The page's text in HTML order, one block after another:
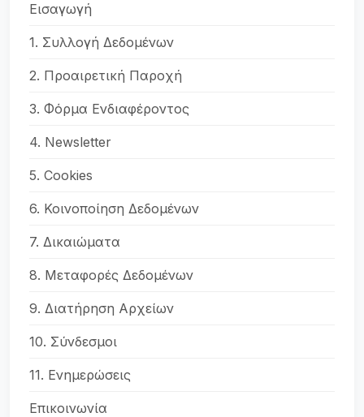
Εισαγωγή
1. Συλλογή Δεδομένων
2. Προαιρετική Παροχή
3. Φόρμα Ενδιαφέροντος
4. Newsletter
5. Cookies
6. Κοινοποίηση Δεδομένων
7. Δικαιώματα
8. Μεταφορές Δεδομένων
9. Διατήρηση Αρχείων
10. Σύνδεσμοι
11. Ενημερώσεις
Επικοινωνία